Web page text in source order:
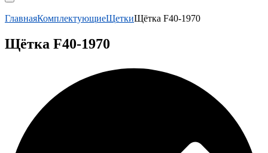
ГлавнаяКомплектующиеЩеткиЩётка F40-1970
Щётка F40-1970